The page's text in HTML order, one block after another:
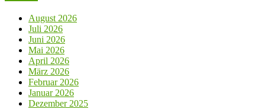
August 2026
Juli 2026
Juni 2026
Mai 2026
April 2026
März 2026
Februar 2026
Januar 2026
Dezember 2025